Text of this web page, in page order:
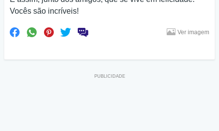
Vocês são incríveis!
Ver imagem